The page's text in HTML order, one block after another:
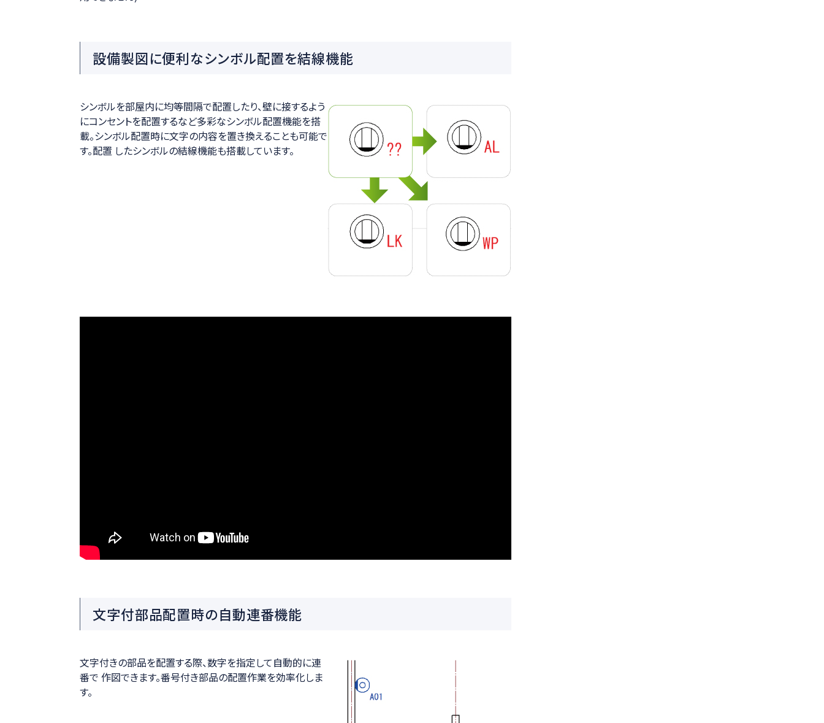
設備製図に便利なシンボル配置を結線機能
シンボルを部屋内に均等間隔で配置したり、壁に接するよう
にコンセントを配置するなど多彩なシンボル配置機能を搭
載。シンボル配置時に文字の内容を置き換えることも可能で
す。配置 したシンボルの結線機能も搭載しています。
充実のシンボル機能で設備製図をスピーディーに！！
文字付部品配置時の自動連番機能
文字付きの部品を配置する際、数字を指定して自動的に連
番で 作図できます。番号付き部品の配置作業を効率化しま
す。